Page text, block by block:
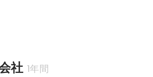
社 1年間